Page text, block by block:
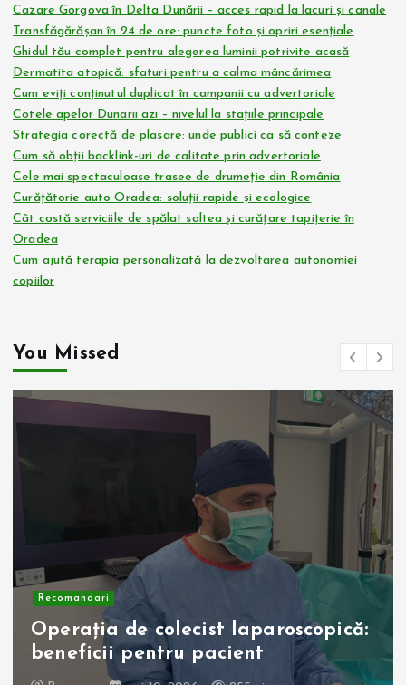
Cazare Gorgova în Delta Dunării – acces rapid la lacuri și canale
Transfăgărășan în 24 de ore: puncte foto și opriri esențiale
Ghidul tău complet pentru alegerea luminii potrivite acasă
Dermatita atopică: sfaturi pentru a calma mâncărimea
Cum eviți conținutul duplicat în campanii cu advertoriale
Cotele apelor Dunarii azi – nivelul la stațiile principale
Strategia corectă de plasare: unde publici ca să conteze
Cum să obții backlink-uri de calitate prin advertoriale
Cele mai spectaculoase trasee de drumeție din România
Curățătorie auto Oradea: soluții rapide și ecologice
Cât costă serviciile de spălat saltea și curățare tapițerie în
Oradea
Cum ajută terapia personalizată la dezvoltarea autonomiei
copiilor
You Missed
Recomandari
Operația de colecist laparoscopică:
beneficii pentru pacient